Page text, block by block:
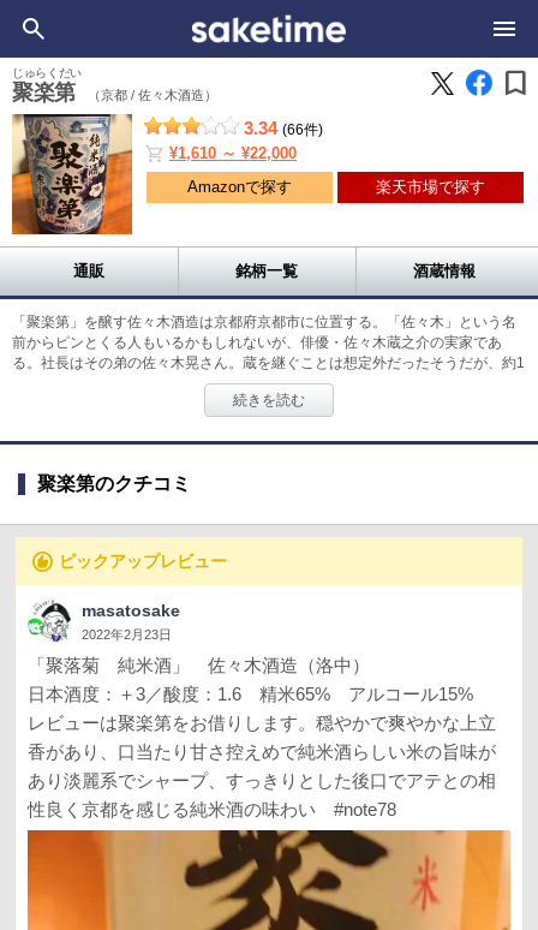
聚楽第
じゅらくだい
（京都 / 佐々木酒造） bookmark
3.34 (66件)
shopping_cart ¥1,610 ～ ¥22,000
Amazonで探す 楽天市場で探す
通販 銘柄一覧 酒蔵情報
「聚楽第」を醸す佐々木酒造は京都府京都市に位置する。「佐々木」という名
前からピンとくる人もいるかもしれないが、俳優・佐々木蔵之介の実家であ
る。社長はその弟の佐々木晃さん。蔵を継ぐことは想定外だったそうだが、約1
20年続く歴史をさらに次の代へと繋いでいくため、酒造りを行っている。「聚
楽第」とは、豊臣秀吉が邸宅として建てた城の名前である。その豊臣秀吉や千
会やイベントに参加しており、積極的な広報活動も行っている。
続きを読む
聚楽第のクチコミ
recommend ピックアップレビュー
masatosake
2022年2月23日
「聚落菊 純米酒」 佐々木酒造（洛中）
日本酒度：＋3／酸度：1.6 精米65% アルコール15%
レビューは聚楽第をお借りします。穏やかで爽やかな上立
香があり、口当たり甘さ控えめで純米酒らしい米の旨味が
あり淡麗系でシャープ、すっきりとした後口でアテとの相
性良く京都を感じる純米酒の味わい #note78